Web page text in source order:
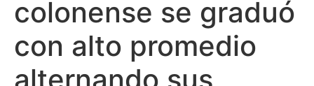
colonense se graduó
con alto promedio